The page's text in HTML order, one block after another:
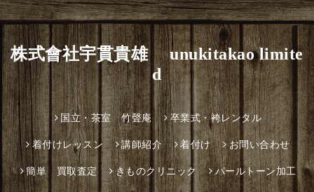
株式會社宇貫貴雄 unukitakao limite
d
国立・茶室 竹聲庵 卒業式・袴レンタル
着付けレッスン 講師紹介 着付け お問い合わせ
簡単 買取査定 きものクリニック パールトーン加工